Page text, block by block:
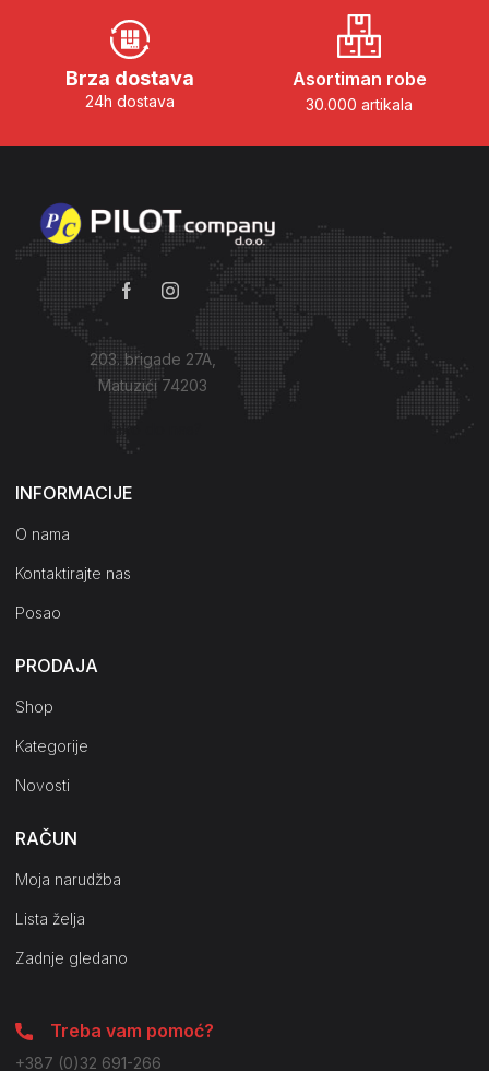
Brza dostava
24h dostava
Asortiman robe
30.000 artikala
203. brigade 27A,
Matuzići 74203
Kako do nas?
INFORMACIJE
O nama
Kontaktirajte nas
Posao
PRODAJA
Shop
Kategorije
Novosti
RAČUN
Moja narudžba
Lista želja
Zadnje gledano
Treba vam pomoć?
+387 (0)32 691-266